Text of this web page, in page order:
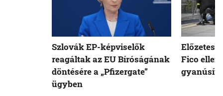
Szlovák EP-képviselők
reagáltak az EU Bíróságának
döntésére a „Pfizergate”
ügyben
Fico